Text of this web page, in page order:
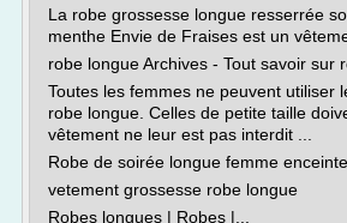
La robe grossesse longue resserrée
menthe Envie de Fraises est un
robe longue Archives - Tout savoir sur
Toutes les femmes ne peuvent utiliser
robe longue. Celles de petite taille
vêtement ne leur est pas interdit ...
Robe de soirée longue femme enceinte
vetement grossesse robe longue
Robes longues | Robes |...